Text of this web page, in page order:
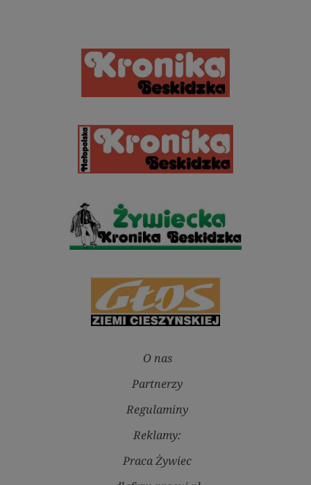
O nas
Partnerzy
Regulaminy
Reklamy:
Praca Żywiec